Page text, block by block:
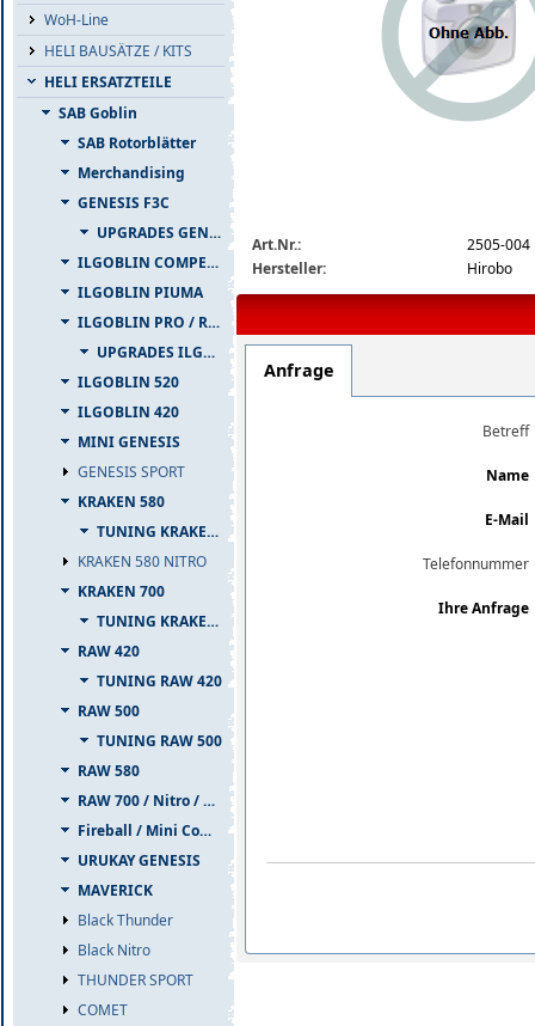
WoH-Line
HELI BAUSÄTZE / KITS
HELI ERSATZTEILE
SAB Goblin
SAB Rotorblätter
Merchandising
GENESIS F3C
UPGRADES GENESIS F3C
ILGOBLIN COMPETIZIONE
ILGOBLIN PIUMA
ILGOBLIN PRO / RAW 700
UPGRADES ILGOBLIN PRO / RAW 700
ILGOBLIN 520
ILGOBLIN 420
MINI GENESIS
GENESIS SPORT
KRAKEN 580
TUNING KRAKEN 580
KRAKEN 580 NITRO
KRAKEN 700
TUNING KRAKEN 700
RAW 420
TUNING RAW 420
RAW 500
TUNING RAW 500
RAW 580
RAW 700 / Nitro / PIUMA
Fireball / Mini Comet
URUKAY GENESIS
MAVERICK
Black Thunder
Black Nitro
THUNDER SPORT
COMET
Art.Nr.:
2505-004
Hersteller:
Hirobo
Anfrage
Betreff
Name
E-Mail
Telefonnummer
Ihre Anfrage